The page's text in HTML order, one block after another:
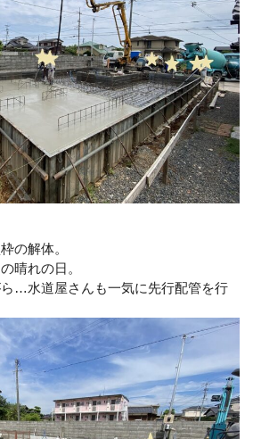
の解体。
晴れの日。
…水道屋さんも一気に先行配管を行